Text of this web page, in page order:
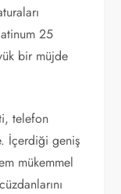
25
bir müjde
telefon
İçerdiği geniş
mükemmel